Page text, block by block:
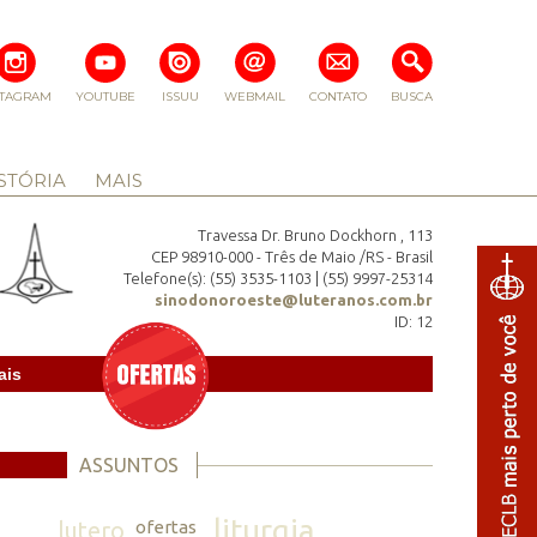
BUSCA
CONTATO
WEBMAIL
ISSUU
YOUTUBE
MAIS
Travessa Dr. Bruno Dockhorn , 113
CEP 98910-000 - Três de Maio /RS - Brasil
Telefone(s): (55) 3535-1103 | (55) 9997-25314
sinodonoroeste@luteranos.com.br
ID: 12
ASSUNTOS
lutero ofertas